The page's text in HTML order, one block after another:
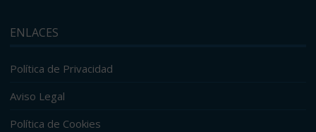
ENLACES
Política de Privacidad
Aviso Legal
Política de Cookies